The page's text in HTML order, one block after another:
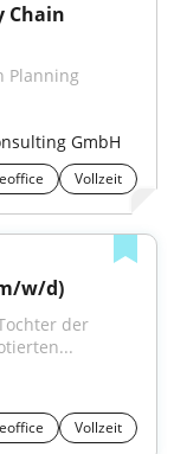
Chain
Planning
GmbH
Vollzeit
w/d)
der
Vollzeit